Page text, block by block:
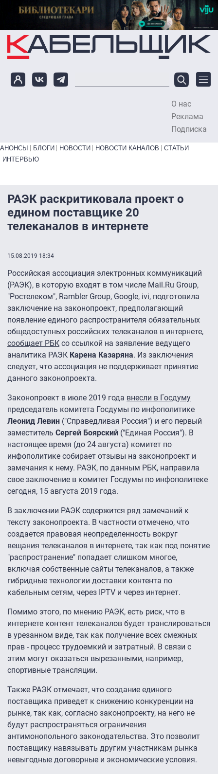
Перейти к основному содержанию
О нас
Реклама
Подписка
Primary links bottom
АНОНСЫ БЛОГИ НОВОСТИ НОВОСТИ КАНАЛОВ
СТАТЬИ
ИНТЕРВЬЮ
РАЭК раскритиковала проект о
едином поставщике 20
телеканалов в интернете
15.08.2019 18:34
Российская ассоциация электронных коммуникаций
(РАЭК), в которую входят в том числе Mail.Ru Group,
"Ростелеком", Rambler Group, Google, ivi, подготовила
заключение на законопроект, предполагающий
появление единого распространителя обязательных
общедоступных российских телеканалов в интернете,
сообщает РБК со ссылкой на заявление ведущего
аналитика РАЭК Карена Казаряна. Из заключения
следует, что ассоциация не поддерживает принятие
данного законопроекта.
Законопроект в июле 2019 года внесли в Госдуму
председатель комитета Госдумы по инфополитике
Леонид Левин ("Справедливая Россия") и его первый
заместитель Сергей Боярский ("Единая Россия"). В
настоящее время (до 24 августа) комитет по
инфополитике собирает отзывы на законопроект и
замечания к нему. РАЭК, по данным РБК, направила
свое заключение в комитет Госдумы по инфополитеке
сегодня, 15 августа 2019 года.
В заключении РАЭК содержится ряд замечаний к
тексту законопроекта. В частности отмечено, что
создается правовая неопределенность вокруг
вещания телеканалов в интернете, так как под понятие
"распространение" попадает слишком многое,
включая собственные сайты телеканалов, а также
гибридные технологии доставки контента по
кабельным сетям, через IPTV и через интернет.
Помимо этого, по мнению РАЭК, есть риск, что в
интернете контент телеканалов будет транслироваться
в урезанном виде, так как получение всех смежных
прав - процесс трудоемкий и затратный. В связи с
этим могут оказаться вырезанными, например,
спортивные трансляции.
Также РАЭК отмечает, что создание единого
поставщика приведет к снижению конкуренции на
рынке, так как, согласно законопроекту, на него не
будут распространяться ограничения
антимонопольного законодательства. Это позволит
поставщику навязывать другим участникам рынка
невыгодные договорные и экономические условия.